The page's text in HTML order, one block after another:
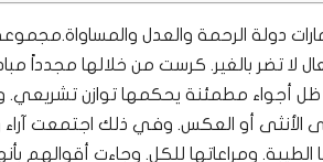
دولة الرحمة والعدل
لا تضر بالغير. كرست من خلالها مجدداً
ظل أجواء مطمئنة يحكمها توازن تشريعي.
الأنثى أو العكس. وفي ذلك اجتمعت آراء
الطيبة. ومراعاتها للكل. وجاءت أقوالهم